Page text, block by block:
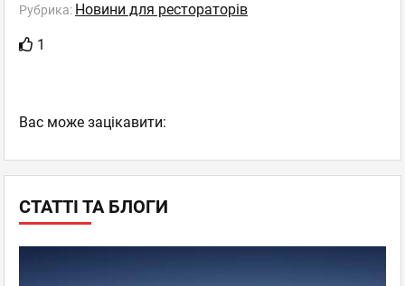
СТАТТІ ТА БЛОГИ
Рубрика: Новини для рестораторів
1
Вас може зацікавити: